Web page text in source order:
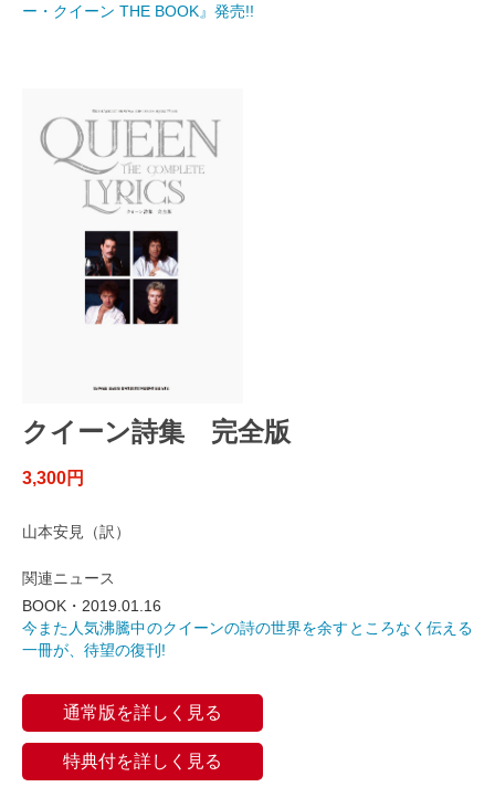
ー・クイーン THE BOOK』発売!!
クイーン詩集 完全版
3,300円
山本安見（訳）
関連ニュース
BOOK・2019.01.16
今また人気沸騰中のクイーンの詩の世界を余すところなく伝える
一冊が、待望の復刊!
通常版を詳しく見る
特典付を詳しく見る